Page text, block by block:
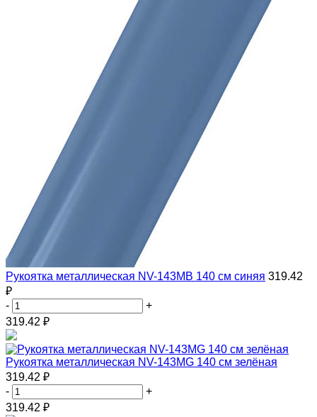
Рукоятка металлическая NV-143MB 140 см синяя 319.42
₽
-
+
319.42 ₽
Рукоятка металлическая NV-143MG 140 см зелёная
319.42 ₽
-
+
319.42 ₽